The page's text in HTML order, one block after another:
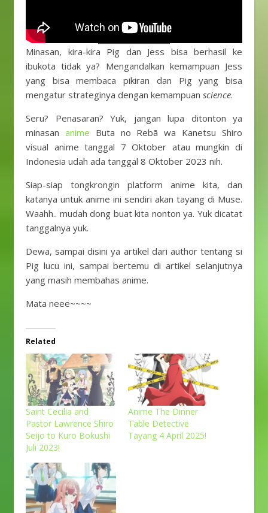
Minasan, kira-kira Pig dan Jess bisa berhasil ke
ibukota tidak ya? Mengandalkan kemampuan Jess
yang bisa membaca pikiran dan Pig yang bisa
mengatur strateginya dengan kemampuan science.
Seru? Penasaran? Yuk, jangan lupa ditonton ya
minasan anime Buta no Rebā wa Kanetsu Shiro
visual anime tanggal 7 Oktober atau mungkin di
Indonesia udah ada tanggal 8 Oktober 2023 nih.
Siap-siap tongkrongin platform anime kita, dan
katanya untuk anime ini sendiri akan tayang di Muse.
Waahh.. mudah dong buat kita nonton ya. Yuk dicatat
tanggalnya yuk.
Dewa, sampai disini ya artikel dari author tentang si
Pig lucu ini, sampai bertemu di artikel selanjutnya
yang masih membahas anime.
Mata neee~~~~
Related
Saint Cecilia and
Pastor Lawrence Shiro
Seijo to Kuro Bokushi
Juli 2023!
Anime The Dinner
Table Detective
Tayang 4 April 2025!